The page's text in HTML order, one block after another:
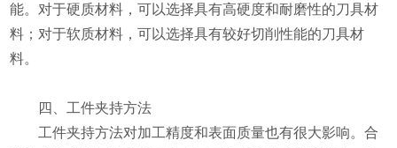
能。对于硬质材料，可以选择具有高硬度和耐磨性的刀具材
料；对于软质材料，可以选择具有较好切削性能的刀具材
料。
四、工件夹持方法
工件夹持方法对加工精度和表面质量也有很大影响。合